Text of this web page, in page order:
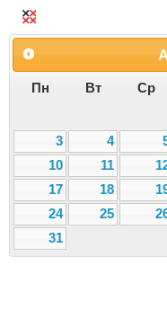
Пн Вт Ср
3
4
10
11
17
18
24
25
31